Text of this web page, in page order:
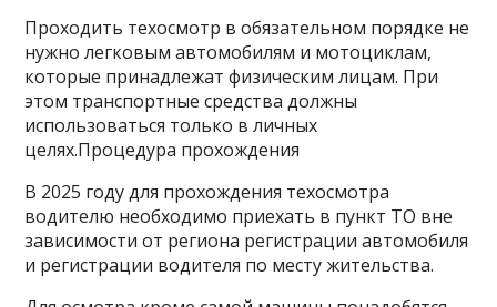
Проходить техосмотр в обязательном порядке не
нужно легковым автомобилям и мотоциклам,
которые принадлежат физическим лицам. При
этом транспортные средства должны
использоваться только в личных
целях.Процедура прохождения
В 2025 году для прохождения техосмотра
водителю необходимо приехать в пункт ТО вне
зависимости от региона регистрации автомобиля
и регистрации водителя по месту жительства.